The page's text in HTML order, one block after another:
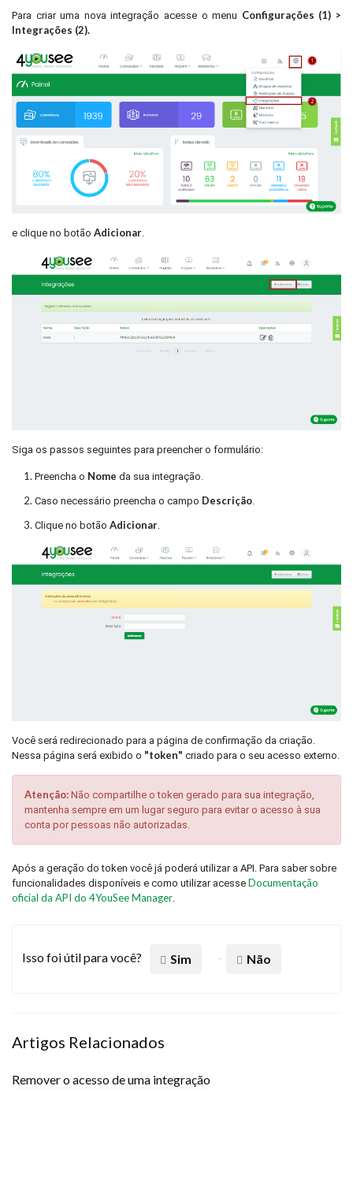
Para criar uma nova integração acesse o menu Configurações (1) >
Integrações (2).
e clique no botão Adicionar
Siga os passos seguintes para preencher o formulário:
Preencha o Nome da sua integração.
Caso necessário preencha o campo Descrição.
Clique no botão Adicionar.
Você será redirecionado para a página de confirmação da criação.
Nessa página será exibido o "token" criado para o seu acesso externo.
Atenção: Não compartilhe o token gerado para sua integração,
mantenha sempre em um lugar seguro para evitar o acesso à sua
conta por pessoas não autorizadas.
Após a geração do token você já poderá utilizar a API. Para saber sobre
funcionalidades disponíveis e como utilizar acesse Documentação
oficial da API do 4YouSee Manager
Isso foi útil para você? Sim Não
Artigos Relacionados
Remover o acesso de uma integração